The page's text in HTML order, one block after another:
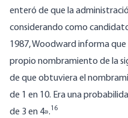
enteró de que la
considerando como
1987, Woodward informa
propio nombramiento de la
de que obtuviera el
de 1 en 10. Era una
de 3 en 4».16